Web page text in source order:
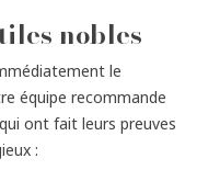
de luxe
sensibilité artistique
d'un décor
nobles
le
équipe recommande
ont fait leurs preuves
: